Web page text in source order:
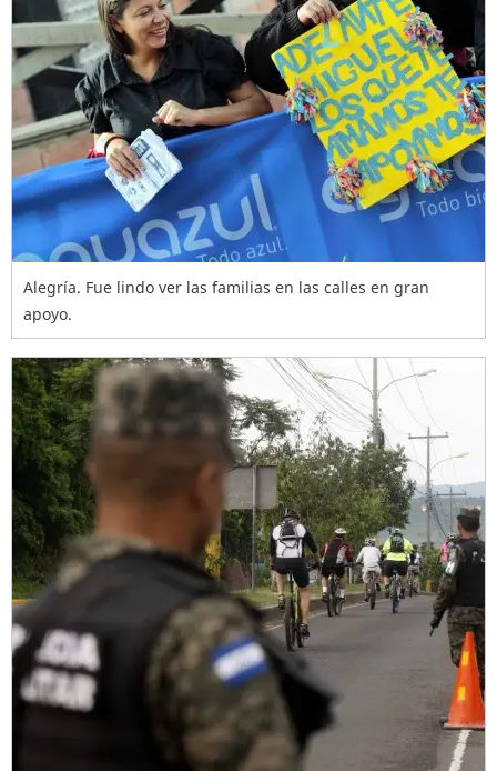
Alegría. Fue lindo ver las familias en las calles en gran
apoyo.